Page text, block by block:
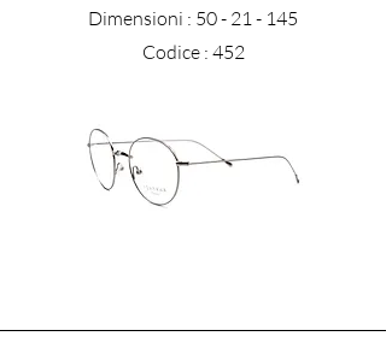
Dimensioni : 50 - 21 - 145
Codice : 452